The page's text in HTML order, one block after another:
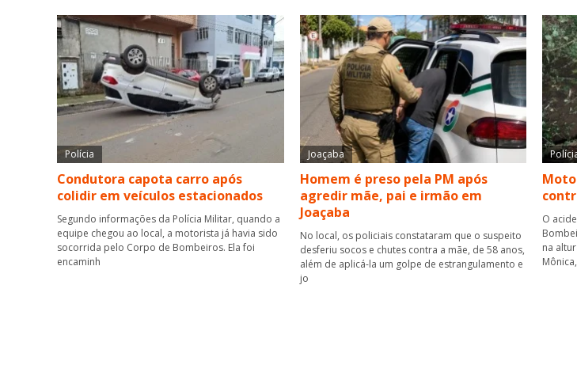
Polícia
Condutora capota carro após
colidir em veículos estacionados
Segundo informações da Polícia Militar, quando a
equipe chegou ao local, a motorista já havia sido
socorrida pelo Corpo de Bombeiros. Ela foi
encaminh
Joaçaba
Homem é preso pela PM após
agredir mãe, pai e irmão em
Joaçaba
No local, os policiais constataram que o suspeito
desferiu socos e chutes contra a mãe, de 58 anos,
além de aplicá-la um golpe de estrangulamento e
jo
O
na